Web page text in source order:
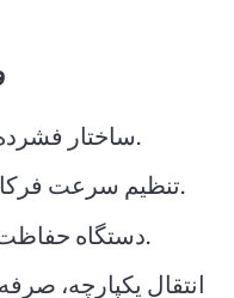
ساختار فشرده و محدودیت اندازه کوچک.
تنظیم سرعت فرکانس متغیر و عملکرد پایدار.
دستگاه حفاظت کامل، ایمن و قابل اعتماد.
انتقال یکپارچه،